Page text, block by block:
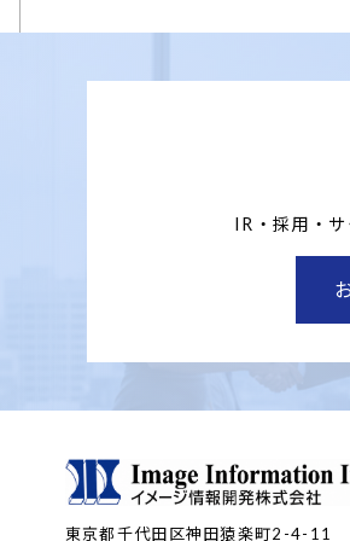
IR・採用・
東京都千代田区神田猿楽町2-4-11